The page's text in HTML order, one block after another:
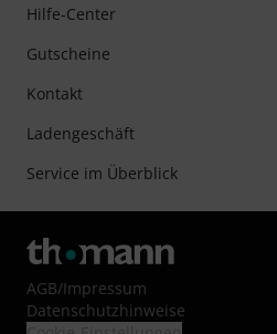
Hilfe-Center
Gutscheine
Kontakt
Ladengeschäft
Service im Überblick
AGB/Impressum
Datenschutzhinweise